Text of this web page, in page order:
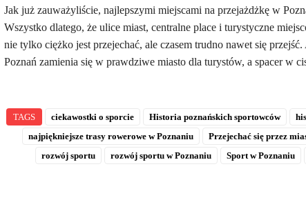
Jak już zauważyliście, najlepszymi miejscami na przejażdżkę w
Wszystko dlatego, że ulice miast, centralne place i turystyczne
nie tylko ciężko jest przejechać, ale czasem trudno nawet się
Poznań zamienia się w prawdziwe miasto dla turystów, a spacer w
TAGS ciekawostki o sporcie Historia poznańskich sportowców
najpiękniejsze trasy rowerowe w Poznaniu
Przejechać się przez
rozwój sportu
rozwój sportu w Poznaniu Sport w Poznaniu